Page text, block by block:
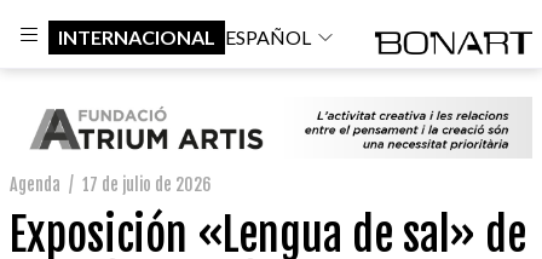
INTERNACIONAL ESPAÑOL
Agenda / 17 de julio de 2026
Exposición «Lengua de sal» de